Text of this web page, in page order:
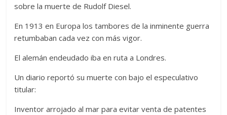
sobre la muerte de Rudolf Diesel.
En 1913 en Europa los tambores de la inminente guerra
retumbaban cada vez con más vigor.
El alemán endeudado iba en ruta a Londres.
Un diario reportó su muerte con bajo el especulativo
titular:
Inventor arrojado al mar para evitar venta de patentes